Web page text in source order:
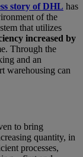
story of DHL has
of the
that utilizes
increased by
Through the
and an
warehousing can
to bring
quantity, in
processes,